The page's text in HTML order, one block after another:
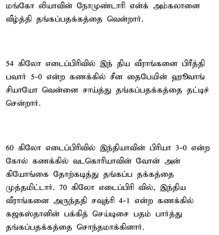
மங்கோ லியாவின் நோமுண்டாரி என்க் அம்கலானை
வீழ்த்தி தங்கப்பதக்கத்தை வென்றார்.
54 கிலோ எடைப்பிரிவில் இந் திய வீராங்கனை பிரீத்தி
பவார் 5-0 என்ற கணக்கில் சீன தைபேயின் ஹூவாங்
சியாயோ வென்னை சாய்த்து தங்கப்பதக்கத்தை தட்டிச்
சென்றார்.
60 கிலோ எடைப்பிரிவில் இந்தியாவின் பிரியா 3-0 என்ற
கோல் கணக்கில் வடகொரியாவின் வோன் அன்
கியோங்கை தோற்கடித்து தங்கப்ப தக்கத்தை
முத்தமிட்டார். 70 கிலோ எடைப்பிரி வில், இந்திய
வீராங்கனை அருந்ததி சவுத்ரி 4-1 என்ற கணக்கில்
கஜகஸ்தானின் பக்கித் செய்டிசை பதம் பார்த்து
தங்கப்பதக்கத்தை சொந்தமாக்கினார்.